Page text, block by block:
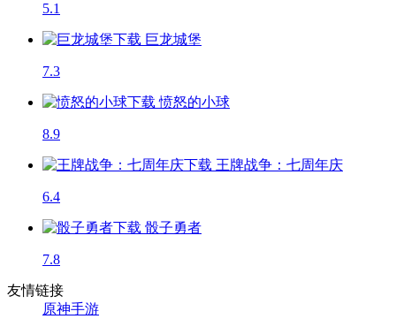
5.1
巨龙城堡
7.3
愤怒的小球
8.9
王牌战争：七周年庆
6.4
骰子勇者
7.8
友情链接
原神手游